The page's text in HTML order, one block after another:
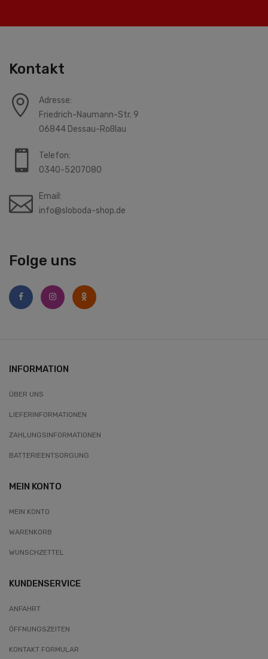
Folge uns
Kontakt
Adresse:
Friedrich-Naumann-Str. 9
06844 Dessau-Roßlau
Telefon:
0340-5207080
Email:
info@sloboda-shop.de
INFORMATION
ÜBER UNS
LIEFERINFORMATIONEN
ZAHLUNGSINFORMATIONEN
BATTERIEENTSORGUNG
MEIN KONTO
MEIN KONTO
WARENKORB
WUNSCHZETTEL
KUNDENSERVICE
ANFAHRT
ÖFFNUNGSZEITEN
KONTAKT FORMULAR